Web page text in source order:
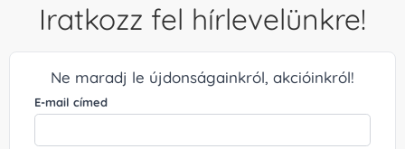
Iratkozz fel hírlevelünkre!
Ne maradj le újdonságainkról, akcióinkról!
E-mail címed